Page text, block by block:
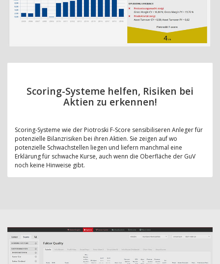
Scoring-Systeme helfen, Risiken bei
Aktien zu erkennen!
Scoring-Systeme wie der Piotroski F-Score sensibiliseren Anleger für
potenzielle Bilanzrisiken bei ihren Aktien. Sie zeigen auf wo
potenzielle Schwachstellen liegen und liefern manchmal eine
Erklärung für schwache Kurse, auch wenn die Oberfläche der GuV
noch keine Hinweise gibt.